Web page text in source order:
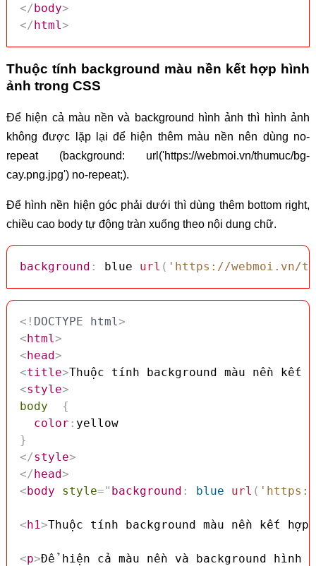
</ body>
</ html>
Thuộc tính background màu nền kết hợp hình
ảnh trong CSS
Để hiện cả màu nền và background hình ảnh thì hình ảnh
không được lặp lại để hiện thêm màu nền nên dùng no-
repeat (background: url('https://webmoi.vn/thumuc/bg-
cay.png.jpg') no-repeat;).
Để hình nền hiện góc phải dưới thì dùng thêm bottom right,
chiều cao body tự động tràn xuống theo nội dung chữ.
background : blue url ( 'https://webmoi.vn/
<! DOCTYPE html >
<html >
<head>
<title>Thuộc tính background màu nền kết
<style>
body
{
color :
yellow
}
</style>
</head>
<body style=" background : blue url ( 'https://
<h1>Thuộc tính background màu nền kết
<p>Để hiện cả màu nền và background